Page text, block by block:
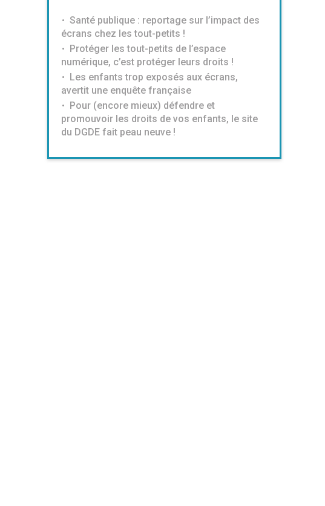
Santé publique : reportage sur l’impact des
écrans chez les tout-petits !
Protéger les tout-petits de l’espace
numérique, c’est protéger leurs droits !
Les enfants trop exposés aux écrans,
avertit une enquête française
Pour (encore mieux) défendre et
promouvoir les droits de vos enfants, le site
du DGDE fait peau neuve !